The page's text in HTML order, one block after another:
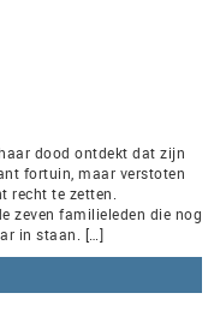
dood ontdekt dat zijn
fortuin, maar verstoten
recht te zetten.
zeven familieleden die nog
in staan. […]